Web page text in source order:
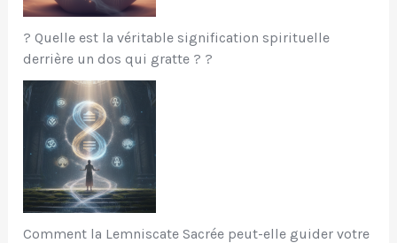
? Quelle est la véritable signification spirituelle
derrière un dos qui gratte ? ?
Comment la Lemniscate Sacrée peut-elle guider votre